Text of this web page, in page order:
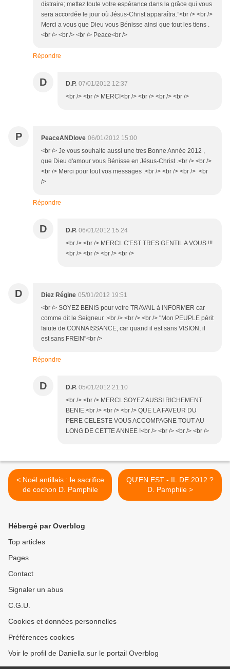
distraire; mettez toute votre espérance dans la grâce qui vous
sera accordée le jour où Jésus-Christ apparaîtra.”<br /> <br />
Merci a vous que Dieu vous Bénisse ainsi que tout les tiens .
<br /> <br /> <br /> Peace<br />
Répondre
D D.P. 07/01/2012 12:37
<br /> <br /> MERCI<br /> <br /> <br /> <br />
P PeaceANDlove 06/01/2012 15:00
<br /> Je vous souhaite aussi une tres Bonne Année 2012 ,
que Dieu d'amour vous Bénisse en Jésus-Christ .<br /> <br />
<br /> Merci pour tout vos messages .<br /> <br /> <br /> <br
/>
Répondre
D D.P. 06/01/2012 15:24
<br /> <br /> MERCI. C'EST TRES GENTIL A VOUS !!!
<br /> <br /> <br /> <br />
D Diez Régine 05/01/2012 19:51
<br /> SOYEZ BENIS pour votre TRAVAIL à INFORMER car
comme dit le Seigneur :<br /> <br /> <br /> "Mon PEUPLE périt
faiute de CONNAISSANCE, car quand il est sans VISION, il
est sans FREIN"<br />
Répondre
D D.P. 05/01/2012 21:10
<br /> <br /> MERCI. SOYEZ AUSSI RICHEMENT
BENIE.<br /> <br /> <br /> QUE LA FAVEUR DU
PERE CELESTE VOUS ACCOMPAGNE TOUT AU
LONG DE CETTE ANNEE !<br /> <br /> <br /> <br />
< Noël antillais : le sacrifice
de cochon D. Pamphile
QU'EN EST - IL DE 2012 ?
D. Pamphile >
Hébergé par Overblog
Top articles
Pages
Contact
Signaler un abus
C.G.U.
Cookies et données personnelles
Préférences cookies
Voir le profil de Daniella sur le portail Overblog